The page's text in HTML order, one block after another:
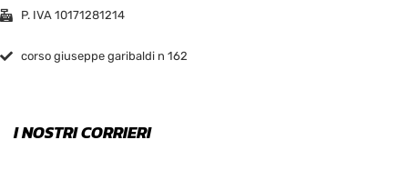
P. IVA 10171281214
corso giuseppe garibaldi n 162
I NOSTRI CORRIERI